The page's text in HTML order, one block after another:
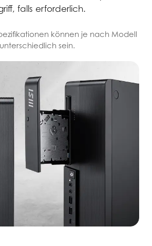
falls erforderlich.
können je nach Modell
unterschiedlich sein.